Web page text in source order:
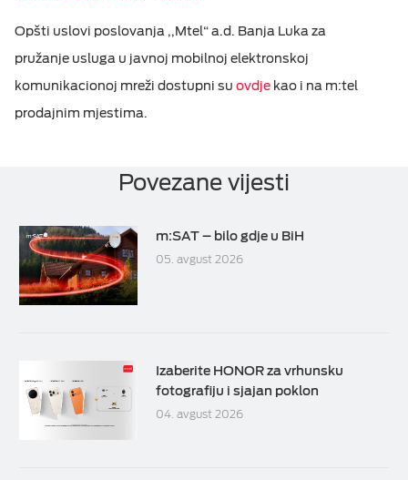
Opšti uslovi poslovanja ,,Mtel“ a.d. Banja Luka za
pružanje usluga u javnoj mobilnoj elektronskoj
komunikacionoj mreži dostupni su ovdje kao i na m:tel
prodajnim mjestima.
Povezane vijesti
m:SAT – bilo gdje u BiH
05. avgust 2026
Izaberite HONOR za vrhunsku
fotografiju i sjajan poklon
04. avgust 2026